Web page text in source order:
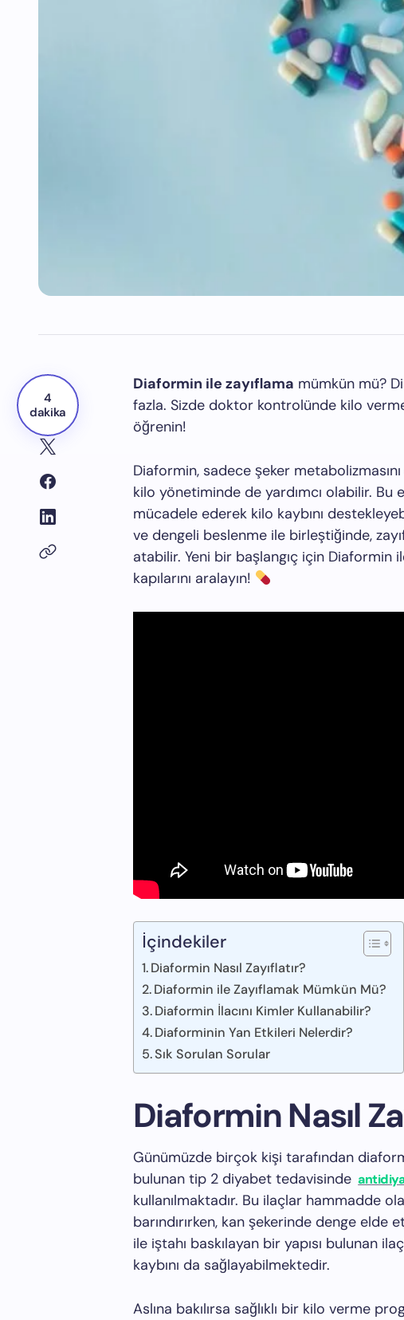
4
dakika
Diaformin ile zayıflama mümkün mü?
fazla. Sizde doktor kontrolünde kilo
öğrenin!
Diaformin, sadece şeker
kilo yönetiminde de yardımcı olabilir.
mücadele ederek kilo kaybını
ve dengeli beslenme ile birleştiğinde,
atabilir. Yeni bir başlangıç için Diaformin
kapılarını aralayın!
İçindekiler
Diaformin Nasıl Zayıflatır?
Diaformin ile Zayıflamak Mümkün Mü?
Diaformin İlacını Kimler Kullanabilir?
Diaforminin Yan Etkileri Nelerdir?
Sık Sorulan Sorular
Diaformin Nasıl
Günümüzde birçok kişi tarafından
bulunan tip 2 diyabet tedavisinde
kullanılmaktadır. Bu ilaçlar hammadde
barındırırken, kan şekerinde denge elde
ile iştahı baskılayan bir yapısı bulunan
kaybını da sağlayabilmektedir.
Aslına bakılırsa sağlıklı bir kilo verme